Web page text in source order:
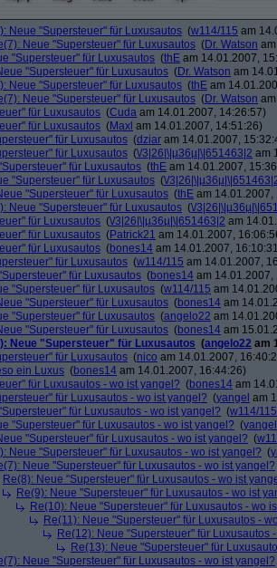
Neue "Supersteuer" für Luxusautos (w114/115 am
Neue "Supersteuer" für Luxusautos (Dr. Watson
"Supersteuer" für Luxusautos (thE am 14.01.2007,
"Supersteuer" für Luxusautos (Dr. Watson am
Neue "Supersteuer" für Luxusautos (thE am
Neue "Supersteuer" für Luxusautos (Dr. Watson
für Luxusautos (Cuda am 14.01.2007, 14:26:57)
für Luxusautos (Maxl am 14.01.2007, 14:51:26)
für Luxusautos (dziar am 14.01.2007,
für Luxusautos (\/3|26|\|µ36µ|\|651463|2 am
für Luxusautos (thE am 14.01.2007,
"Supersteuer" für Luxusautos (\/
"Supersteuer" für Luxusautos (thE am 14.01.2007,
Neue "Supersteuer" für Luxusautos (\/
für Luxusautos (\/3|26|\|µ36µ|\|651463|2 am
für Luxusautos (Patrick21 am 14.01.2007,
für Luxusautos (bones14 am 14.01.2007,
für Luxusautos (w114/115 am 14.01.2007,
für Luxusautos (bones14 am 14.01.2007,
"Supersteuer" für Luxusautos (w114/115 am
"Supersteuer" für Luxusautos (bones14 am
"Supersteuer" für Luxusautos (angelo22 am
"Supersteuer" für Luxusautos (bones14 am
Neue "Supersteuer" für Luxusautos (angelo22 am
für Luxusautos (nico am 14.01.2007,
ein Luxus (bones14 am 14.01.2007, 16:44:26)
für Luxusautos - wo ist yangel? (bones14 am
für Luxusautos - wo ist yangel? (yangel am
für Luxusautos - wo ist yangel? (w114/115
"Supersteuer" für Luxusautos - wo ist yangel? (yangel
"Supersteuer" für Luxusautos - wo ist yangel? (
Neue "Supersteuer" für Luxusautos - wo ist yangel? (
Neue "Supersteuer" für Luxusautos - wo ist yangel?
Re(8): Neue "Supersteuer" für Luxusautos - wo ist
Re(9): Neue "Supersteuer" für Luxusautos - wo ist
Re(10): Neue "Supersteuer" für Luxusautos - wo
Re(11): Neue "Supersteuer" für Luxusautos -
Re(12): Neue "Supersteuer" für Luxusautos
Re(13): Neue "Supersteuer" für
Neue "Supersteuer" für Luxusautos - wo ist yangel?